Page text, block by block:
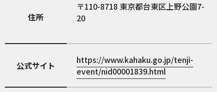
住所
110-8718 東京都台東区上野公園7-
20
公式サイト
https://www.kahaku.go.jp/tenji-
event/nid00001839.html